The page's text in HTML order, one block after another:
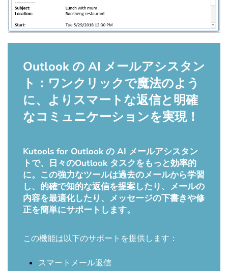
Outlook の AI メールアシスタン
ト：ワンクリックで魔法のよう
に、よりスマートな返信と明確
なコミュニケーションを実現！
Kutools for Outlook の AI メールアシスタン
トで、日々のOutlook タスクをもっと効率的
に。この強力なツールは過去のメールから学習
し、的確で知的な返信を提案したり、メールの
内容を最適化したり、メッセージの下書きや修
正を簡単にサポートします。
この機能は以下のサポートを提供します：
スマートメール返信